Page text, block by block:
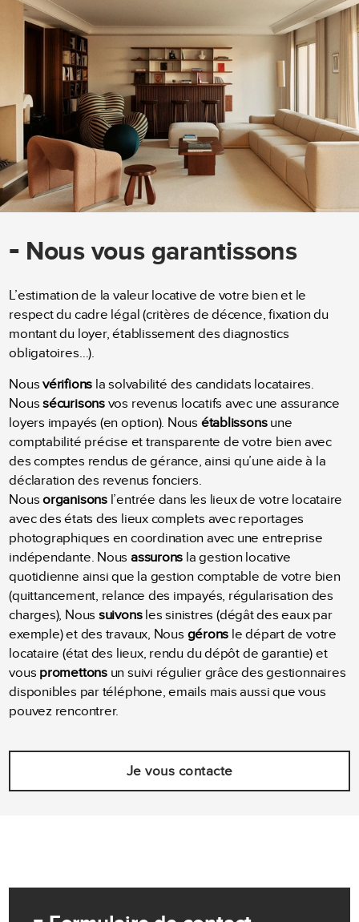
- Nous vous garantissons
L’estimation de la valeur locative de votre bien et le
respect du cadre légal (critères de décence, fixation du
montant du loyer, établissement des diagnostics
obligatoires…).
Nousvérifions la solvabilité des candidats locataires.
Noussécurisonsvos revenus locatifs avec une assurance
loyers impayés (en option). Nous établissonsune
comptabilité précise et transparente de votre bien avec
des comptes rendus de gérance, ainsi qu’une aide à la
déclaration des revenus fonciers.
Nousorganisonsl’entrée dans les lieux de votre locataire
avec des états des lieux complets avec reportages
photographiques en coordination avec une entreprise
indépendante. Nous assurons la gestion locative
quotidienne ainsi que la gestion comptable de votre bien
(quittancement, relance des impayés, régularisation des
charges), Nous suivonsles sinistres (dégât des eaux par
exemple) et des travaux, Nous gérons le départ de votre
locataire (état des lieux, rendu du dépôt de garantie) et
vous promettonsun suivi régulier grâce des gestionnaires
disponibles par téléphone, emails mais aussi que vous
pouvez rencontrer.
Je vous contacte